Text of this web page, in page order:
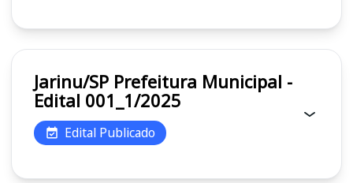
Jarinu/SP Prefeitura Municipal -
Edital 001_1/2025
Edital Publicado